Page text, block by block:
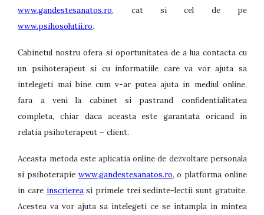
www.gandestesanatos.ro, cat si cel de pe
www.psihosolutii.ro.
Cabinetul nostru ofera si oportunitatea de a lua contacta cu
un psihoterapeut si cu informatiile care va vor ajuta sa
intelegeti mai bine cum v-ar putea ajuta in mediul online,
fara a veni la cabinet si pastrand confidentialitatea
completa, chiar daca aceasta este garantata oricand in
relatia psihoterapeut – client.
Aceasta metoda este aplicatia online de dezvoltare personala
si psihoterapie www.gandestesanatos.ro, o platforma online
in care inscriereasi primele trei sedinte-lectii sunt gratuite.
Acestea va vor ajuta sa intelegeti ce se intampla in mintea